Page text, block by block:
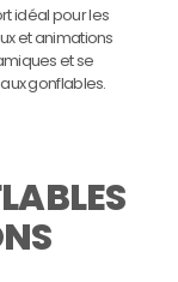
idéal pour les
et animations
et se
gonflables.